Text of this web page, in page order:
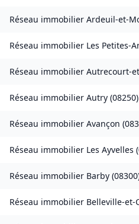
Réseau immobilier Ardeuil-et-
Réseau immobilier Les Petites-
Réseau immobilier Autrecourt-
Réseau immobilier Autry (08250)
Réseau immobilier Avançon (
Réseau immobilier Les Ayvelles (
Réseau immobilier Barby (08300
Réseau immobilier Belleville-et-